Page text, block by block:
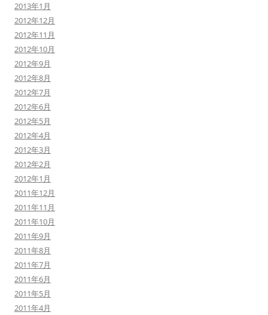
2013年1月
2012年12月
2012年11月
2012年10月
2012年9月
2012年8月
2012年7月
2012年6月
2012年5月
2012年4月
2012年3月
2012年2月
2012年1月
2011年12月
2011年11月
2011年10月
2011年9月
2011年8月
2011年7月
2011年6月
2011年5月
2011年4月